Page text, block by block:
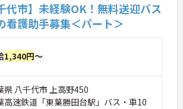
代市】未経験OK！無料送迎バス
護助手募集＜パート＞
1,340円～
県 八千代市 上高野450
高速鉄道「東葉勝田台駅」バス・車10